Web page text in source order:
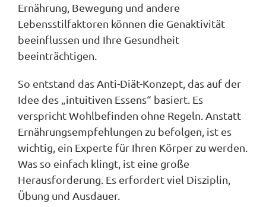
Ernährung, Bewegung und andere
Lebensstilfaktoren können die Genaktivität
beeinflussen und Ihre Gesundheit
beeinträchtigen.
So entstand das Anti-Diät-Konzept, das auf der
Idee des „intuitiven Essens“ basiert. Es
verspricht Wohlbefinden ohne Regeln. Anstatt
Ernährungsempfehlungen zu befolgen, ist es
wichtig, ein Experte für Ihren Körper zu werden.
Was so einfach klingt, ist eine große
Herausforderung. Es erfordert viel Disziplin,
Übung und Ausdauer.